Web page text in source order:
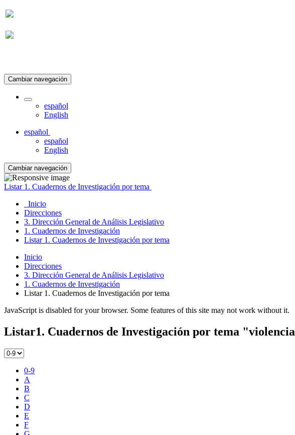
Cambiar navegación
español
English
español
español
English
Cambiar navegación
Listar 1. Cuadernos de Investigación por tema
Inicio
Direcciones
3. Dirección General de Análisis Legislativo
1. Cuadernos de Investigación
Listar 1. Cuadernos de Investigación por tema
Inicio
Direcciones
3. Dirección General de Análisis Legislativo
1. Cuadernos de Investigación
Listar 1. Cuadernos de Investigación por tema
JavaScript is disabled for your browser. Some features of this site may not work without it.
Listar1. Cuadernos de Investigación por tema
0-9
A
B
C
D
E
F